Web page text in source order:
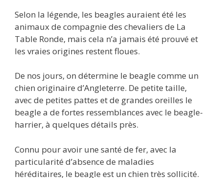
Selon la légende, les beagles auraient été les
animaux de compagnie des chevaliers de La
Table Ronde, mais cela n’a jamais été prouvé et
les vraies origines restent floues.
De nos jours, on détermine le beagle comme un
chien originaire d’Angleterre. De petite taille,
avec de petites pattes et de grandes oreilles le
beagle a de fortes ressemblances avec le beagle-
harrier, à quelques détails près.
Connu pour avoir une santé de fer, avec la
particularité d’absence de maladies
héréditaires, le beagle est un chien très sollicité.